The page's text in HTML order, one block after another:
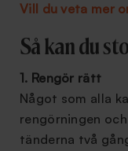
Vill du veta mer
Så kan du
1. Rengör rätt
Något som alla
rengörningen
tänderna två